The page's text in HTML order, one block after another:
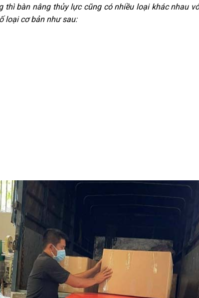
thì bàn nâng thủy lực cũng có nhiều loại khác nhau
loại cơ bản như sau: